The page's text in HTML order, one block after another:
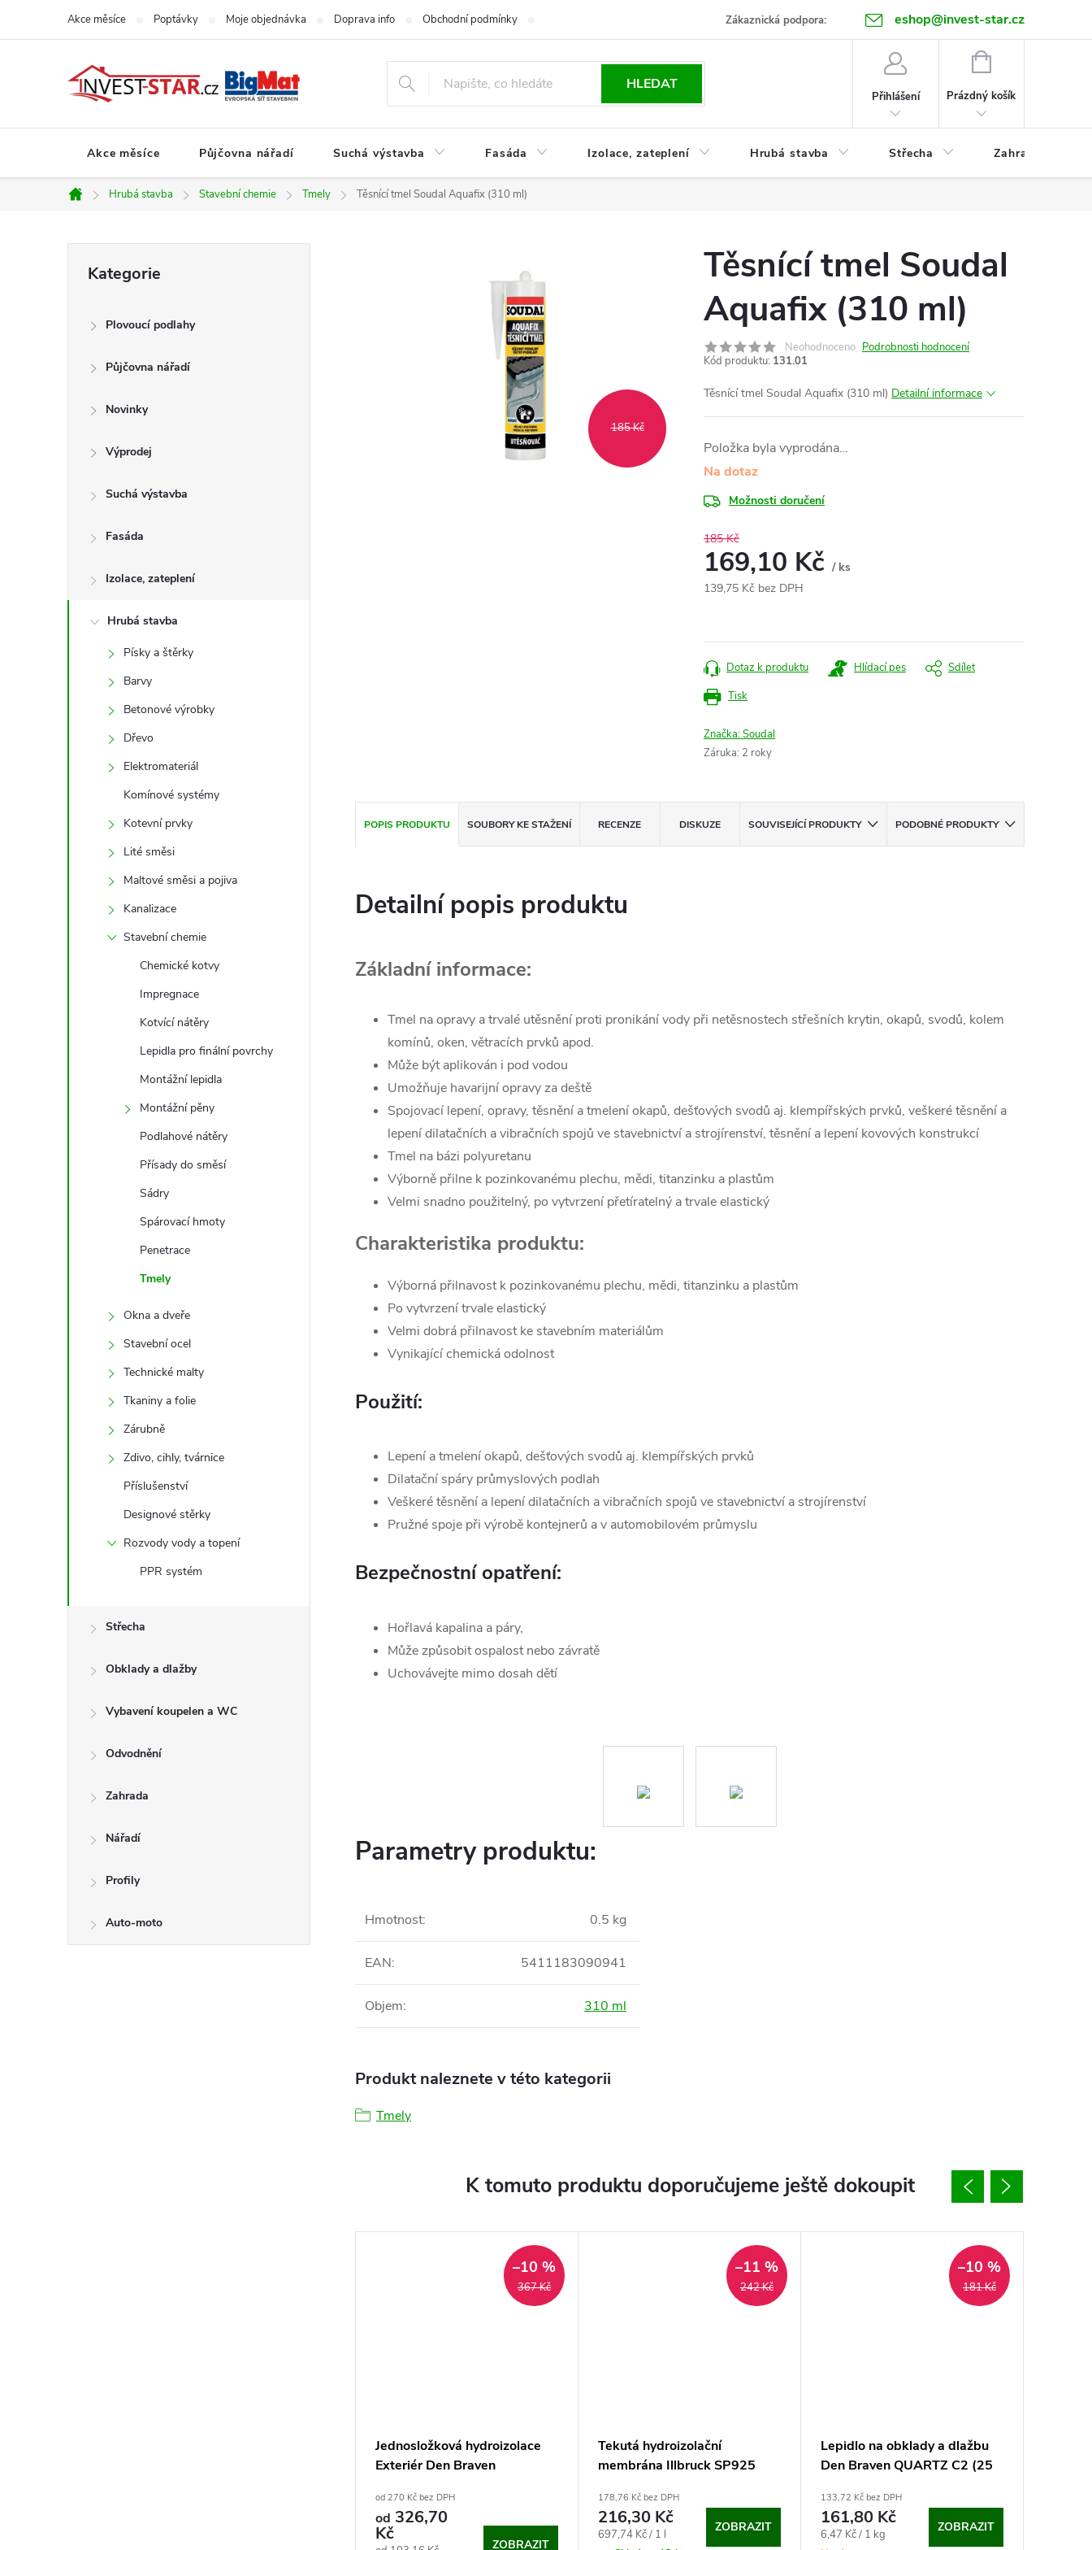
Zákaznická podpora: eshop@invest-star.cz
Akce měsíce Poptávky Moje objednávka Doprava info Obchodní podmínky Kontakt
HLEDAT
Přihlášení
NÁKUPNÍ
Prázdný košík
Akce měsíce Půjčovna nářadí Suchá výstavba Fasáda Izolace, zateplení Hrubá stavba Střecha Zahrada
Domů
Hrubá stavba Stavební chemie Tmely Těsnící tmel Soudal Aquafix (310 ml)
kategorie
Kategorie
Plovoucí podlahy
Půjčovna nářadí
Novinky
Výprodej
Suchá výstavba
Fasáda
Izolace, zateplení
Hrubá stavba
Písky a štěrky
Barvy
Betonové výrobky
Dřevo
Elektromateriál
Komínové systémy
Kotevní prvky
Lité směsi
Maltové směsi a pojiva
Kanalizace
Stavební chemie
Chemické kotvy
Impregnace
Kotvící nátěry
Lepidla pro finální povrchy
Montážní lepidla
Montážní pěny
Podlahové nátěry
Přísady do směsí
Sádry
Spárovací hmoty
Penetrace
Tmely
Okna a dveře
Stavební ocel
Technické malty
Tkaniny a folie
Zárubně
Zdivo, cihly, tvárnice
Příslušenství
Designové stěrky
Rozvody vody a topení
PPR systém
Střecha
Obklady a dlažby
Vybavení koupelen a WC
Odvodnění
Zahrada
Nářadí
Profily
Auto-moto
185 Kč
Těsnící tmel Soudal
Aquafix (310 ml)
Neohodnoceno Podrobnosti hodnocení
Kód produktu: 131.01
Těsnící tmel Soudal Aquafix (310 ml) Detailní informace
Položka byla vyprodána…
Na dotaz
Možnosti doručení
185 Kč
169,10 Kč / ks
139,75 Kč bez DPH
Tisk
Dotaz k produktu Hlídací pes Sdílet
Značka:Soudal
Záruka: 2 roky
POPIS PRODUKTU SOUBORY KE STAŽENÍ RECENZE DISKUZE SOUVISEJÍCÍ PRODUKTY PODOBNÉ PRODUKTY
Detailní popis produktu
Základní informace:
Tmel na opravy a trvalé utěsnění proti pronikání vody při netěsnostech střešních krytin, okapů, svodů, kolem
komínů, oken, větracích prvků apod.
Může být aplikován i pod vodou
Umožňuje havarijní opravy za deště
Spojovací lepení, opravy, těsnění a tmelení okapů, dešťových svodů aj. klempířských prvků, veškeré těsnění a
lepení dilatačních a vibračních spojů ve stavebnictví a strojírenství, těsnění a lepení kovových konstrukcí
Tmel na bázi polyuretanu
Výborně přilne k pozinkovanému plechu, mědi, titanzinku a plastům
Velmi snadno použitelný, po vytvrzení přetíratelný a trvale elastický
Charakteristika produktu:
Výborná přilnavost k pozinkovanému plechu, mědi, titanzinku a plastům
Po vytvrzení trvale elastický
Velmi dobrá přilnavost ke stavebním materiálům
Vynikající chemická odolnost
Použití:
Lepení a tmelení okapů, dešťových svodů aj. klempířských prvků
Dilatační spáry průmyslových podlah
Veškeré těsnění a lepení dilatačních a vibračních spojů ve stavebnictví a strojírenství
Pružné spoje při výrobě kontejnerů a v automobilovém průmyslu
Bezpečnostní opatření:
Hořlavá kapalina a páry,
Může způsobit ospalost nebo závratě
Uchovávejte mimo dosah dětí
Parametry produktu:
Hmotnost: 0.5 kg
EAN: 5411183090941
Objem: 310 ml
Produkt naleznete v této kategorii
Tmely
K tomuto produktu doporučujeme ještě dokoupit
367 Kč
–10 %
Jednosložková hydroizolace
Exteriér Den Braven
od 270 Kč bez DPH
od 326,70
Kč
ZOBRAZIT
242 Kč
–11 %
Tekutá hydroizolační
membrána Illbruck SP925
178,76 Kč bez DPH
216,30 Kč
Měrná
697,74 Kč / 1 l
ZOBRAZIT
181 Kč
–10 %
Lepidlo na obklady a dlažbu
Den Braven QUARTZ C2 (25
133,72 Kč bez DPH
161,80 Kč
Měrná
6,47 Kč / 1 kg
ZOBRAZIT